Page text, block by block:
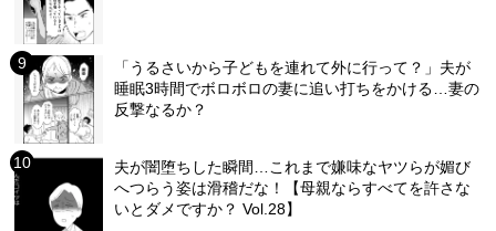
「うるさいから子どもを連れて外に行って？」夫が
睡眠3時間でボロボロの妻に追い打ちをかける…妻の
反撃なるか？
夫が闇堕ちした瞬間…これまで嫌味なヤツらが媚び
へつらう姿は滑稽だな！【母親ならすべてを許さな
いとダメですか？ Vol.28】